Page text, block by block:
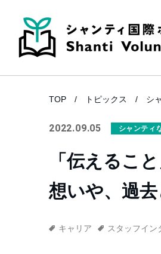
TOP トピックス シ
2022.09.05 シャンティ
「伝えるこ
想いや、過
キャリア スタッフイン